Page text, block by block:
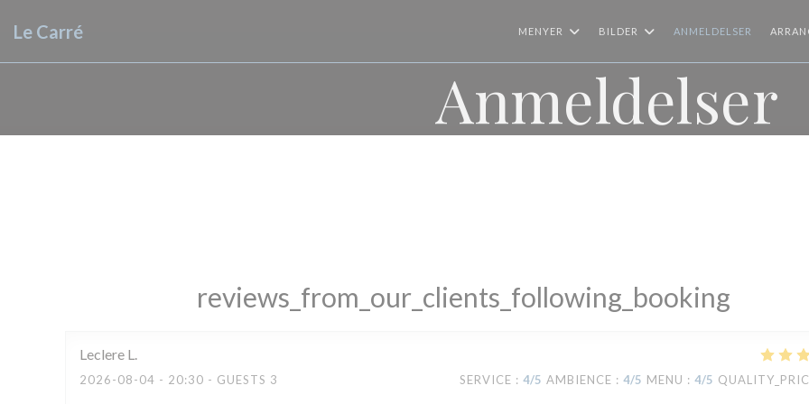
Le Carré MENYER BILDER ANMELDELSER
Anmeldelser
reviews_from_our_clients_following_booking
Leclere L
2026-08-04 - 20:30 - GUESTS 3 SERVICE : 4/5 AMBIENCE : 4/5 MENU : 4/5